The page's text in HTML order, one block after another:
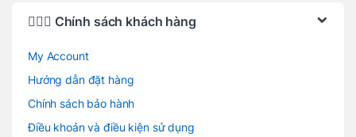
🙋🏻‍♂️ Chính sách khách hàng
My Account
Hướng dẫn đặt hàng
Chính sách bảo hành
Điều khoản và điều kiện sử dụng